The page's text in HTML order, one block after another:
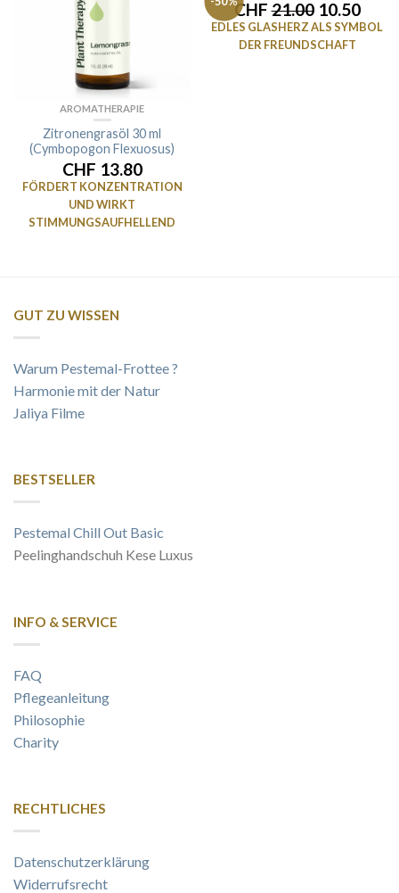
AROMATHERAPIE
Zitronengrasöl 30 ml
(Cymbopogon Flexuosus)
CHF 13.80
FÖRDERT KONZENTRATION
UND WIRKT
STIMMUNGSAUFHELLEND
CHF21.0010.50
EDLES GLASHERZ ALS SYMBOL
DER FREUNDSCHAFT
GUT ZU WISSEN
Warum Pestemal-Frottee ?
Harmonie mit der Natur
Jaliya Filme
BESTSELLER
Pestemal Chill Out Basic
Peelinghandschuh Kese Luxus
INFO & SERVICE
FAQ
Pflegeanleitung
Philosophie
Charity
RECHTLICHES
Datenschutzerklärung
Widerrufsrecht